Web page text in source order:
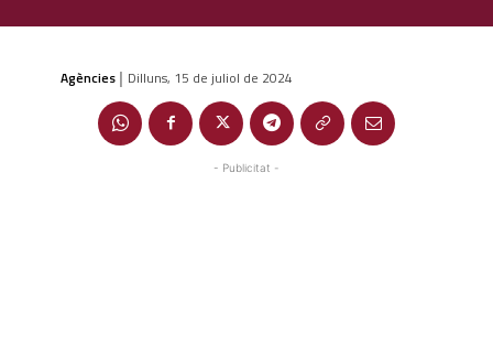
Agències | Dilluns, 15 de juliol de 2024
- Publicitat -